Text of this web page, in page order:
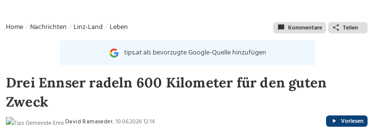
Home Nachrichten Linz-Land Leben Kommentare Teilen
tips.at als bevorzugte Google-Quelle hinzufügen
Drei Ennser radeln 600 Kilometer für den guten
Zweck
David Ramaseder, 10.06.2026 12:14 Vorlesen